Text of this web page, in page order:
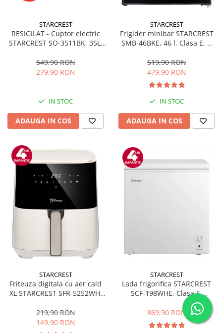
STARCREST
RESIGILAT - Cuptor electric
STARCREST SO-3511BK, 35L,
Programe predefinite,
Interfata digitala, Negru
549,90 RON
279,90 RON
IN STOC
ADAUGA IN COS
STARCREST
Frigider minibar STARCREST
SMB-46BKE, 46 l, Clasa E, H
519,90 RON
479,90 RON
IN STOC
ADAUGA IN COS
STARCREST
Friteuza digitala cu aer cald
XL STARCREST SFR-5252WH,
200 °C, 8 programe
predefinite, Alb
219,90 RON
149,90 RON
STARCREST
Lada frigorifica STARCREST
SCF-198WHE, Clasa E,
Capacitate 198L, Sistem
convertibil - functie frigider,
Termostat reglabil, Alb
869,90 RON